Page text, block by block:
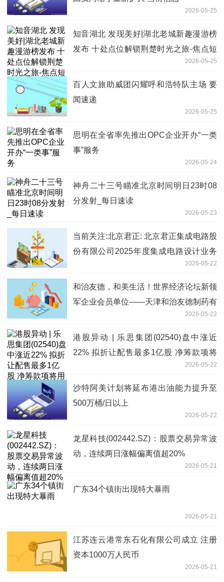
2026-05-25
知音湖北 发现美好|湖北老城新趣漫游榜
发布 十处点位解锁荆楚时光之旅-焦点短
2026-05-25
百人文旅助威团闪耀呼和浩特队主场 要
闻速递
2026-05-25
思明在全省率先推出OPC企业开办“一类
事”服务
2026-05-24
神舟二十三号瞄准北京时间明日23时08
分发射_每日速读
2026-05-23
当前关注:北京君正: 北京君正集成电路股
份有限公司2025年度集成电路设计业务
2026-05-22
和治友德，和美生活！世界经济论坛新领
军企业会员单位——天津和治友德制药有
2026-05-22
港股异动 | 乐思集团(02540)盘中涨近
22% 拟折让配售最多1亿股 净筹款项将
用于AI短片制作技术升级等 微头条2026-05-22
沙特阿美计划将延布港出油能力提升至
500万桶/日以上
2026-05-22
龙星科技(002442.SZ)：股票交易异常波
动，连续两日涨幅偏离值超20%
2026-05-21
广东34个镇街出现特大暴雨
2026-05-21
江苏连云港常东石化有限公司成立 注册
资本1000万人民币
2026-05-21